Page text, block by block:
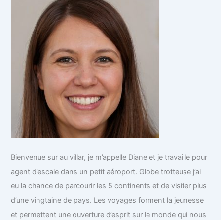
Bienvenue sur au villar, je m’appelle Diane et je travaille pour
agent d’escale dans un petit aéroport. Globe trotteuse j’ai
eu la chance de parcourir les 5 continents et de visiter plus
d’une vingtaine de pays. Les voyages forment la jeunesse
et permettent une ouverture d’esprit sur le monde qui nous